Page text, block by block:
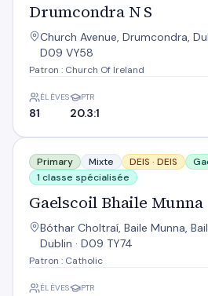
Drumcondra N S
Church Avenue, Drumcondra,
D09 VY58
Patron : Church Of Ireland
ÉLÈVES
81
PTR
20.3:1
Gaelscoil Bhaile Munna
Primary Mixte DEIS · DEIS
1 classe spécialisée
Gaelscoil Bhaile Munna
Bóthar Choltraí, Baile Munna,
Dublin · D09 TY74
Patron : Catholic
ÉLÈVES PTR